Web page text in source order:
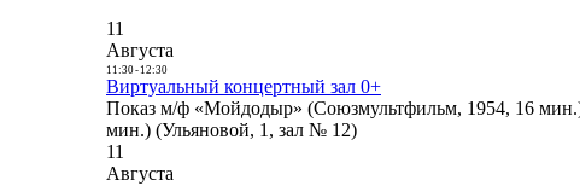
11
Августа
11:30- 12:30
Виртуальный концертный зал 0+
Показ м/ф «Мойдодыр» (Союзмультфильм, 1954, 16
мин.) (Ульяновой, 1, зал № 12)
11
Августа